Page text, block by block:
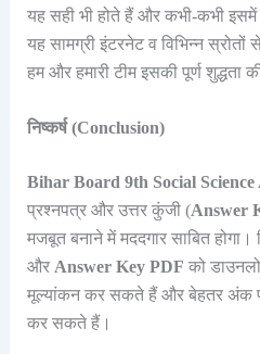
यह सही भी होते हैं और कभी-कभी इसमें
यह सामग्री इंटरनेट व विभिन्न
हम और हमारी टीम इसकी पूर्ण शुद्धता
निष्कर्ष (Conclusion)
Bihar Board 9th Social
प्रश्नपत्र और उत्तर कुंजी (Answer
मजबूत बनाने में मददगार साबित होगा।
और Answer Key PDF को
मूल्यांकन कर सकते हैं और बेहतर अंक
कर सकते हैं।